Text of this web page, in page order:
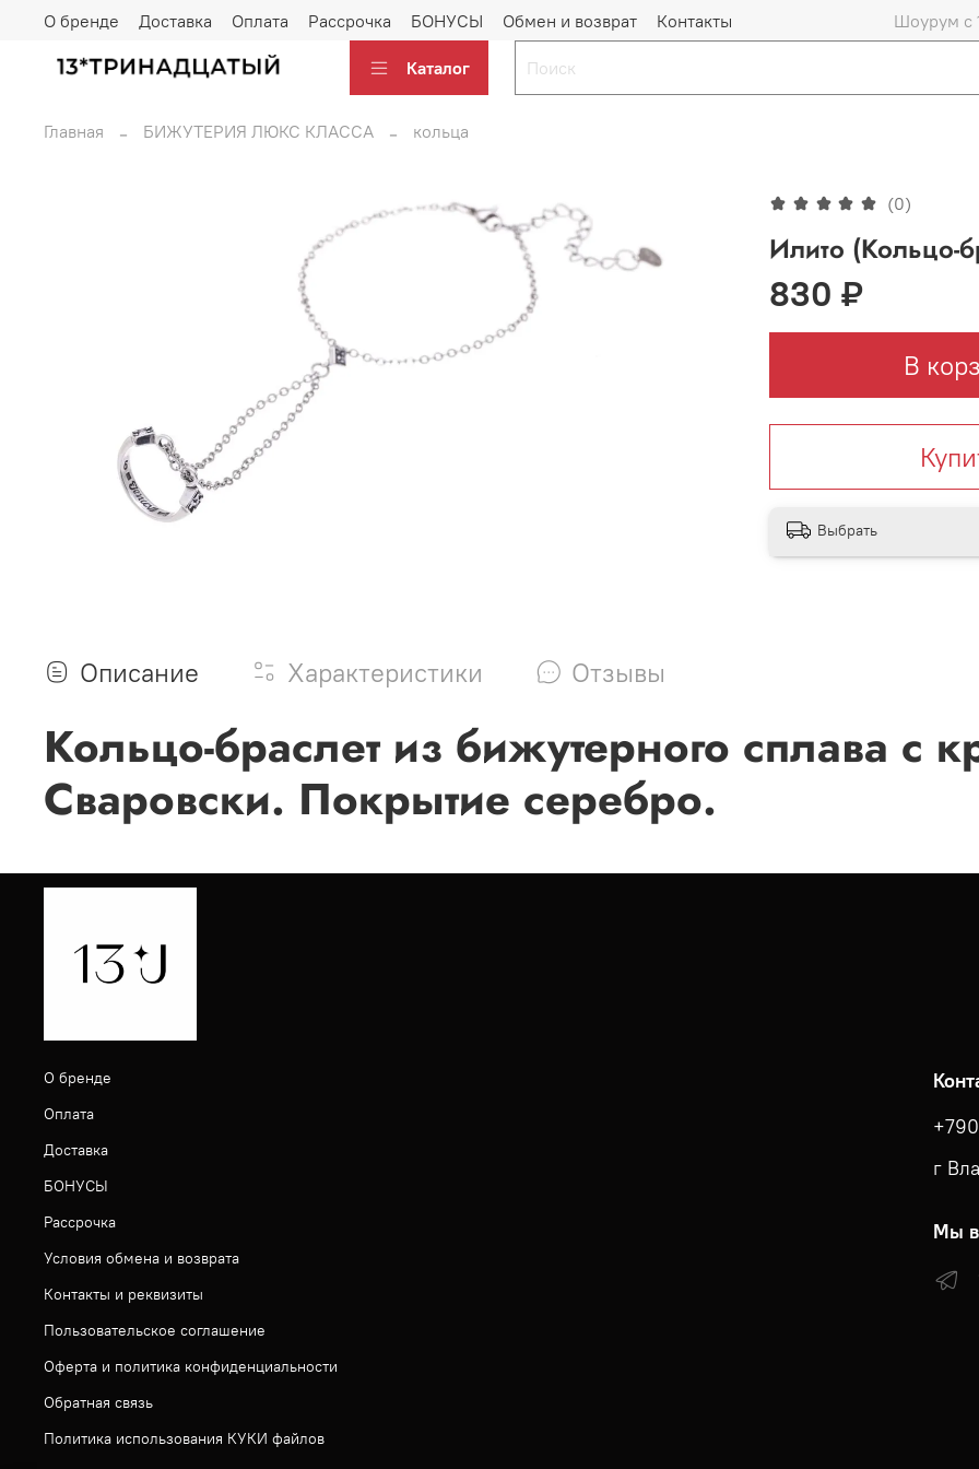
О бренде Доставка Оплата Рассрочка БОНУСЫ Обмен и возврат Контакты Шоурум с
Каталог
Главная БИЖУТЕРИЯ ЛЮКС КЛАССА кольца
(0)
Илито (Кольцо-
830 ₽
В
Выбрать
Описание Характеристики Отзывы
Кольцо-браслет из бижутерного сплава с
Сваровски. Покрытие серебро.
О бренде
Оплата
Доставка
БОНУСЫ
Рассрочка
Условия обмена и возврата
Контакты и реквизиты
Пользовательское соглашение
Оферта и политика конфиденциальности
Обратная связь
Политика использования КУКИ файлов
г
Мы в